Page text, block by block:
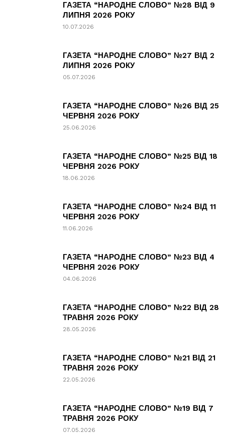
ГАЗЕТА “НАРОДНЕ СЛОВО” №28 ВІД 9
ЛИПНЯ 2026 РОКУ
10.07.2026
ГАЗЕТА “НАРОДНЕ СЛОВО” №27 ВІД 2
ЛИПНЯ 2026 РОКУ
05.07.2026
ГАЗЕТА “НАРОДНЕ СЛОВО” №26 ВІД 25
ЧЕРВНЯ 2026 РОКУ
25.06.2026
ГАЗЕТА “НАРОДНЕ СЛОВО” №25 ВІД 18
ЧЕРВНЯ 2026 РОКУ
18.06.2026
ГАЗЕТА “НАРОДНЕ СЛОВО” №24 ВІД 11
ЧЕРВНЯ 2026 РОКУ
11.06.2026
ГАЗЕТА “НАРОДНЕ СЛОВО” №23 ВІД 4
ЧЕРВНЯ 2026 РОКУ
04.06.2026
ГАЗЕТА “НАРОДНЕ СЛОВО” №22 ВІД 28
ТРАВНЯ 2026 РОКУ
28.05.2026
ГАЗЕТА “НАРОДНЕ СЛОВО” №21 ВІД 21
ТРАВНЯ 2026 РОКУ
22.05.2026
ГАЗЕТА “НАРОДНЕ СЛОВО” №19 ВІД 7
ТРАВНЯ 2026 РОКУ
07.05.2026